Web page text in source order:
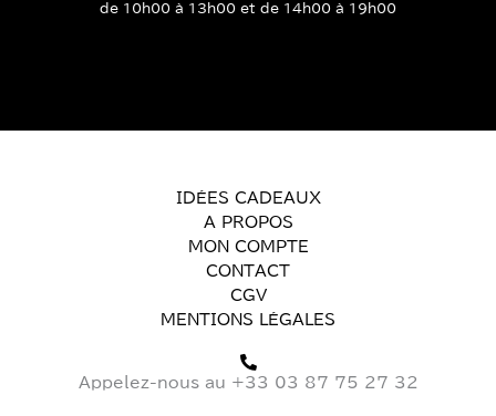
de 10h00 à 13h00 et de 14h00 à 19h00
IDÉES CADEAUX
A PROPOS
MON COMPTE
CONTACT
CGV
MENTIONS LÉGALES
Appelez-nous au +33 03 87 75 27 32